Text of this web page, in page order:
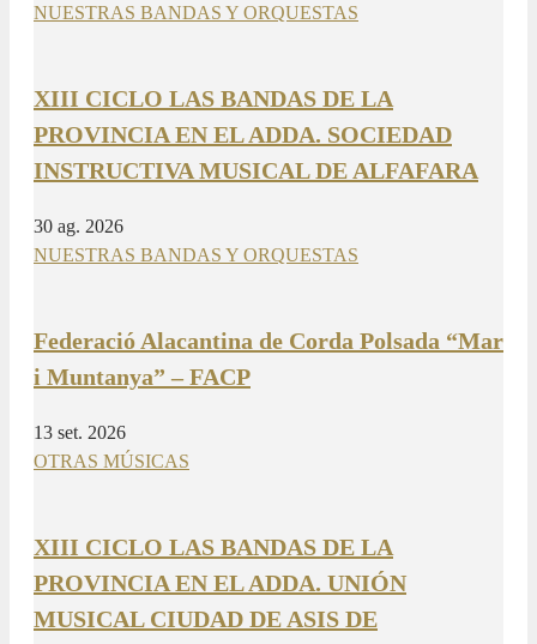
NUESTRAS BANDAS Y ORQUESTAS
XIII CICLO LAS BANDAS DE LA
PROVINCIA EN EL ADDA. SOCIEDAD
INSTRUCTIVA MUSICAL DE ALFAFARA
30 ag. 2026
NUESTRAS BANDAS Y ORQUESTAS
Federació Alacantina de Corda Polsada “Mar
i Muntanya” – FACP
13 set. 2026
OTRAS MÚSICAS
XIII CICLO LAS BANDAS DE LA
PROVINCIA EN EL ADDA. UNIÓN
MUSICAL CIUDAD DE ASIS DE